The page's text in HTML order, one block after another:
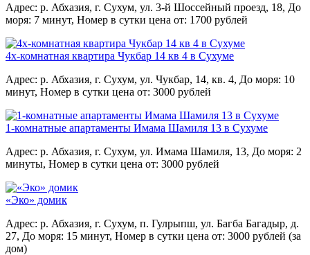
Адрес: р. Абхазия, г. Сухум, ул. 3-й Шоссейный проезд, 18, До
моря: 7 минут, Номер в сутки цена от: 1700 рублей
4х-комнатная квартира Чукбар 14 кв 4 в Сухуме
Адрес: р. Абхазия, г. Сухум, ул. Чукбар, 14, кв. 4, До моря: 10
минут, Номер в сутки цена от: 3000 рублей
1-комнатные апартаменты Имама Шамиля 13 в Сухуме
Адрес: р. Абхазия, г. Сухум, ул. Имама Шамиля, 13, До моря: 2
минуты, Номер в сутки цена от: 3000 рублей
«Эко» домик
Адрес: р. Абхазия, г. Сухум, п. Гулрыпш, ул. Багба Багадыр, д.
27, До моря: 15 минут, Номер в сутки цена от: 3000 рублей (за
дом)